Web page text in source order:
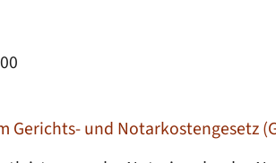
Gerichts- und Notarkostengesetz